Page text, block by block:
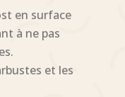
en surface
à ne pas
et les